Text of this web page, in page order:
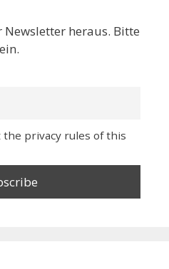
heraus. Bitte
the privacy rules of this